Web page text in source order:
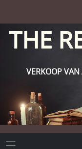
THE
VERKOOP
THE RETROHOUSE